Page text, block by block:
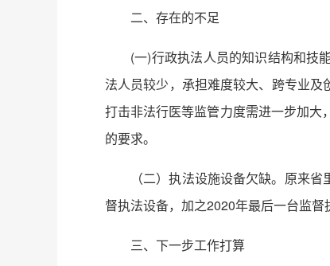
二、存在的不足
(一)行政执法人员的知识结构和技
法人员较少，承担难度较大、跨专业及
打击非法行医等监管力度需进一步加大
的要求。
（二）执法设施设备欠缺。原来
督执法设备，加之2020年最后一台监
三、下一步工作打算